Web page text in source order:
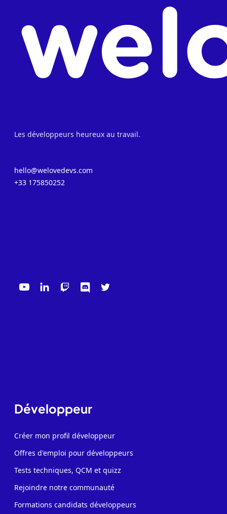
Les développeurs heureux au travail.
hello@welovedevs.com
+33 175850252
Développeur
Créer mon profil développeur
Offres d'emploi pour développeurs
Tests techniques, QCM et quizz
Rejoindre notre communauté
Formations candidats développeurs